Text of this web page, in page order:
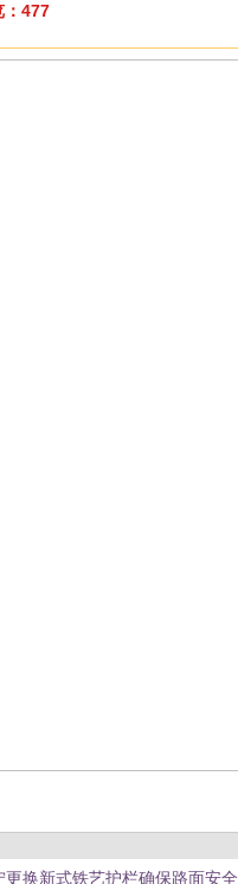
477
更换新式铁艺护栏确保路面安全